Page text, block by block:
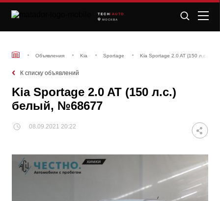
TECH /AUTO
МОСКВА
Объявления Kia Sportage Kia Sportage 2.0 AT (150 л.с.)
К списку объявлений
Kia Sportage 2.0 AT (150 л.с.)
белый, №68677
08.09.2021 20:22